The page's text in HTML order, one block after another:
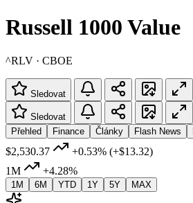
Russell 1000 Value
^RLV · CBOE
Sledovat
Sledovat
Přehled
Finance Články Flash News
$2,530.37 +0.53% (+$13.32)
1M
+4.28%
1M 6M YTD 1Y 5Y MAX